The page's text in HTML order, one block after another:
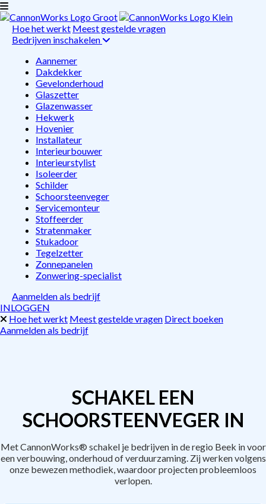
Hoe het werkt Meest gestelde vragen
Bedrijven inschakelen
Aannemer
Dakdekker
Gevelonderhoud
Glaszetter
Glazenwasser
Hekwerk
Hovenier
Installateur
Interieurbouwer
Interieurstylist
Isoleerder
Schilder
Schoorsteenveger
Servicemonteur
Stoffeerder
Stratenmaker
Stukadoor
Tegelzetter
Zonnepanelen
Zonwering-specialist
Aanmelden als bedrijf
INLOGGEN
Hoe het werkt Meest gestelde vragen Direct boeken
Aanmelden als bedrijf
SCHAKEL EEN
SCHOORSTEENVEGER IN
Met CannonWorks® schakel je bedrijven in de regio Beek in voor
een verbouwing, onderhoud of verduurzaming. Zij werken volgens
onze bewezen methodiek, waardoor projecten probleemloos
verlopen.